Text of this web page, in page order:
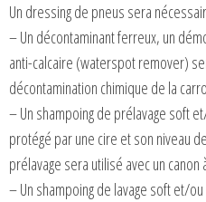
Un dressing de pneus sera
– Un décontaminant ferreux, un
anti-calcaire (waterspot remover)
décontamination chimique de la
– Un shampoing de prélavage soft
protégé par une cire et son niveau
prélavage sera utilisé avec un canon
– Un shampoing de lavage soft et/